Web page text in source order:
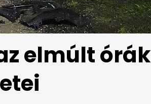
elmúlt órák